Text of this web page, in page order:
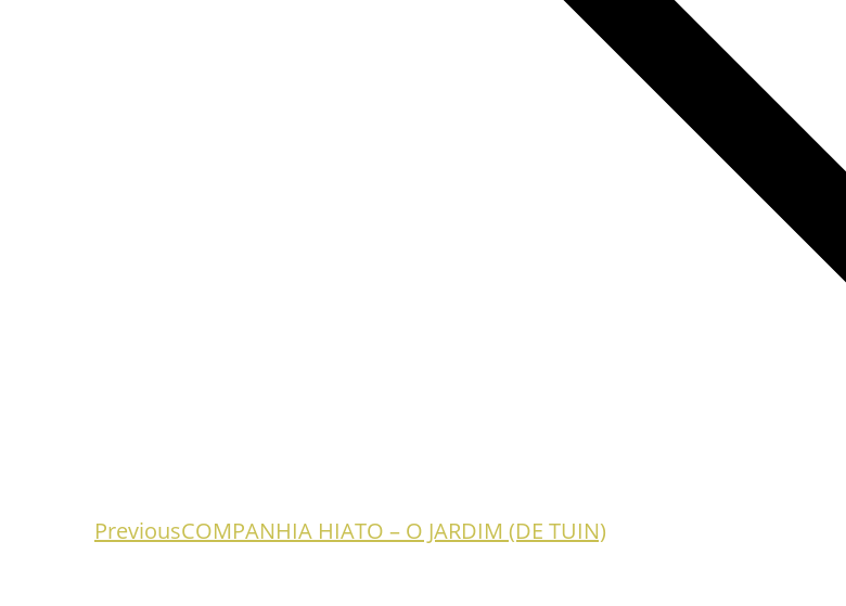
PreviousPrevious
COMPANHIA HIATO – O JARDIM (DE TUIN)